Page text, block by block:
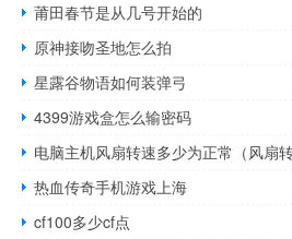
莆田春节是从几号开始的
原神接吻圣地怎么拍
星露谷物语如何装弹弓
4399游戏盒怎么输密码
电脑主机风扇转速多少为正常（风扇
热血传奇手机游戏上海
cf100多少cf点